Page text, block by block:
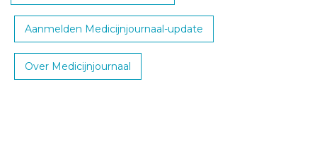
Aanmelden Medicijnjournaal-update
Over Medicijnjournaal